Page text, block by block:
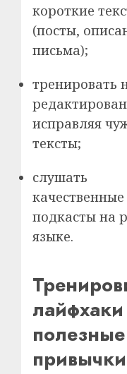
короткие
(посты,
письма);
тренировать
исправляя
тексты;
слушать
качественные
подкасты на
языке.
полезные
привычки